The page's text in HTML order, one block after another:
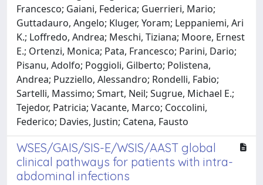
Francesco; Gaiani, Federica; Guerrieri, Mario;
Guttadauro, Angelo; Kluger, Yoram; Leppaniemi, Ari
K.; Loffredo, Andrea; Meschi, Tiziana; Moore, Ernest
E.; Ortenzi, Monica; Pata, Francesco; Parini, Dario;
Pisanu, Adolfo; Poggioli, Gilberto; Polistena,
Andrea; Puzziello, Alessandro; Rondelli, Fabio;
Sartelli, Massimo; Smart, Neil; Sugrue, Michael E.;
Tejedor, Patricia; Vacante, Marco; Coccolini,
Federico; Davies, Justin; Catena, Fausto
WSES/GAIS/SIS-E/WSIS/AAST global
clinical pathways for patients with intra-
abdominal infections